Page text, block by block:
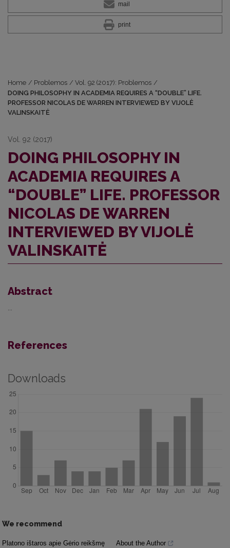
mail
print
Home / Problemos / Vol. 92 (2017): Problemos /
DOING PHILOSOPHY IN ACADEMIA REQUIRES A “DOUBLE” LIFE.
PROFESSOR NICOLAS DE WARREN INTERVIEWED BY VIJOLĖ
VALINSKAITĖ
Vol. 92 (2017)
DOING PHILOSOPHY IN
ACADEMIA REQUIRES A
“DOUBLE” LIFE. PROFESSOR
NICOLAS DE WARREN
INTERVIEWED BY VIJOLĖ
VALINSKAITĖ
Abstract
References
Downloads
We recommend
Platono ištaros apie Gėrio reikšmę
About the Author